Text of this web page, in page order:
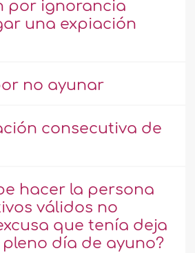
por ignorancia
una expiación
no ayunar
consecutiva de
hacer la persona
válidos no
que tenía deja
día de ayuno?